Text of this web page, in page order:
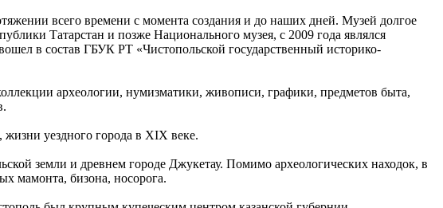
всего времени с момента создания и до наших дней. Музей долгое
Татарстан и позже Национального музея, с 2009 года являлся
в состав ГБУК РТ «Чистопольской государственный историко-
археологии, нумизматики, живописи, графики, предметов быта,
жизни уездного города в XIX веке.
земли и древнем городе Джукетау. Помимо археологических находок, в
мамонта, бизона, носорога.